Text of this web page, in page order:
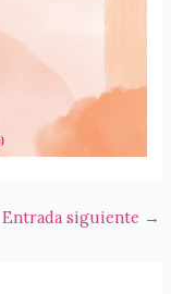
Entrada siguiente →